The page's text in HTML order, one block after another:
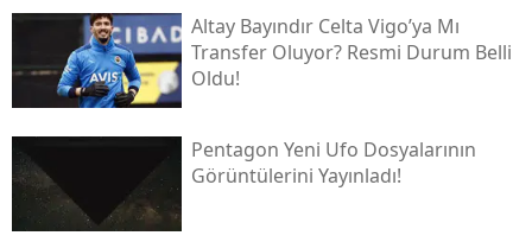
Altay Bayındır Celta Vigo’ya Mı
Transfer Oluyor? Resmi Durum Belli
Oldu!
Pentagon Yeni Ufo Dosyalarının
Görüntülerini Yayınladı!